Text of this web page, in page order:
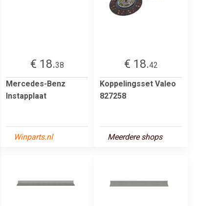
€ 18.38
Mercedes-Benz
Instapplaat
Winparts.nl
€ 18.42
Koppelingsset Valeo
827258
Meerdere shops